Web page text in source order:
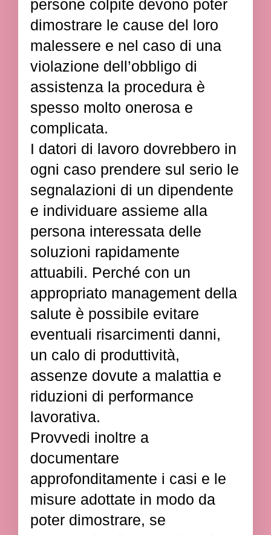
persone colpite devono poter
dimostrare le cause del loro
malessere e nel caso di una
violazione dell’obbligo di
assistenza la procedura è
spesso molto onerosa e
complicata.
I datori di lavoro dovrebbero in
ogni caso prendere sul serio le
segnalazioni di un dipendente
e individuare assieme alla
persona interessata delle
soluzioni rapidamente
attuabili. Perché con un
appropriato management della
salute è possibile evitare
eventuali risarcimenti danni,
un calo di produttività,
assenze dovute a malattia e
riduzioni di performance
lavorativa.
Provvedi inoltre a
documentare
approfonditamente i casi e le
misure adottate in modo da
poter dimostrare, se